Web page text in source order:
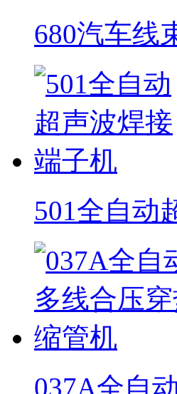
680汽车线
501全自动
037A全自